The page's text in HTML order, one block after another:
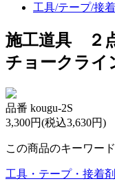
工具/テープ/接
施工道具 ２
チョークライ
品番 kougu-2S
3,300円(税込3,630円)
この商品のキーワード
工具・テープ・接着剤